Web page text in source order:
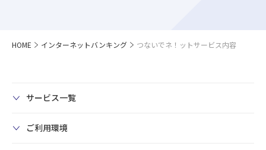
HOME インターネットバンキング つないでネ！ットサービス内容
サービス一覧
ご利用環境